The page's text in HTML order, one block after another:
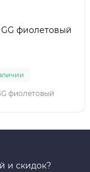
фиолетовый
фиолетовый
и скидок?